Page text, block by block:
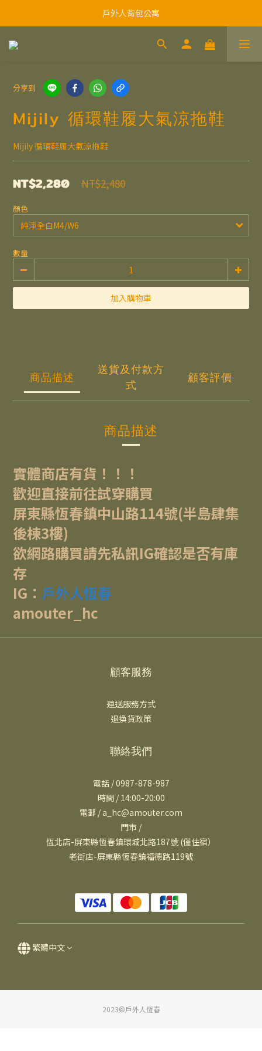
戶外人背包公寓
分享到
Mijily 循環鞋履大氣涼拖鞋
Mijily 循環鞋履大氣涼拖鞋
NT$2,280 NT$2,480
顏色
數量
加入購物車
商品描述
送貨及付款方
式
顧客評價
商品描述
實體商店有貨！！！
歡迎直接前往試穿購買
屏東縣恆春鎮中山路114號(半島肆集
後棟3樓)
欲網路購買請先私訊IG確認是否有庫
存
IG： 戶外人恆春
amouter_hc
顧客服務
運送服務方式
退換貨政策
聯絡我們
電話 / 0987-878-987
時間 / 14:00-20:00
電郵 / a_hc@amouter.com
門市 /
恆北店-屏東縣恆春鎮環城北路187號 (僅住宿）
老街店-屏東縣恆春鎮福德路119號
繁體中文
2023©戶外人恆春